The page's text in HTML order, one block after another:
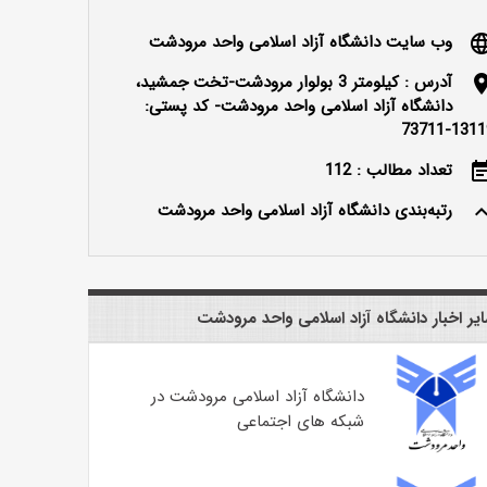
وب سایت دانشگاه آزاد اسلامی واحد مرودشت
آدرس : کیلومتر 3 بولوار مرودشت-تخت جمشید،
دانشگاه آزاد اسلامی واحد مرودشت- کد پستی:
13119-
تعداد مطالب : 112
keyboard_arrow_up
رتبه‌بندی دانشگاه آزاد اسلامی واحد مرودشت
اخبار دانشگاه آزاد اسلامی واحد مرودشت
دانشگاه آزاد اسلامی مرودشت در
شبکه های اجتماعی